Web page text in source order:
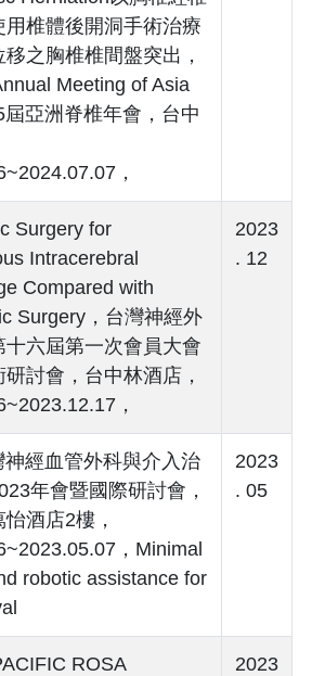
用椎體後開洞手術治療
之胸椎椎間盤突出，
Meeting of Asia
亞洲脊椎年會，台中
，
Surgery for
Intracerebral
Compared with
Surgery，台灣神經外
十六屆第一次會員大會
討會，台中林酒店，
，
2023
. 12
經血管外科與介入治
年會暨國際研討會，
酒店2樓，
，Minimal
robotic assistance for
2023
. 05
ROSA
2023